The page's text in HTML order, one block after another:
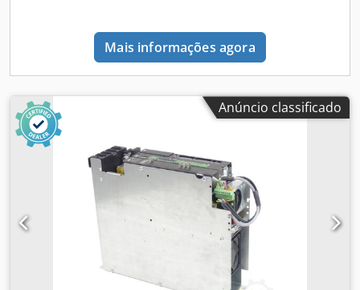
Mais informações agora
Anúncio classificado